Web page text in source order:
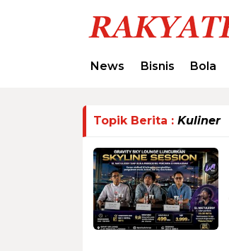
News Bisnis Bola
Topik Berita : Kuliner